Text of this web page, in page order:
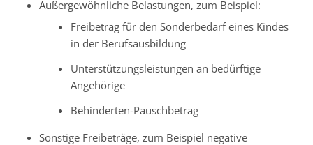
Außergewöhnliche Belastungen, zum Beispiel:
Freibetrag für den Sonderbedarf eines Kindes
in der Berufsausbildung
Unterstützungsleistungen an bedürftige
Angehörige
Behinderten-Pauschbetrag
Sonstige Freibeträge, zum Beispiel negative